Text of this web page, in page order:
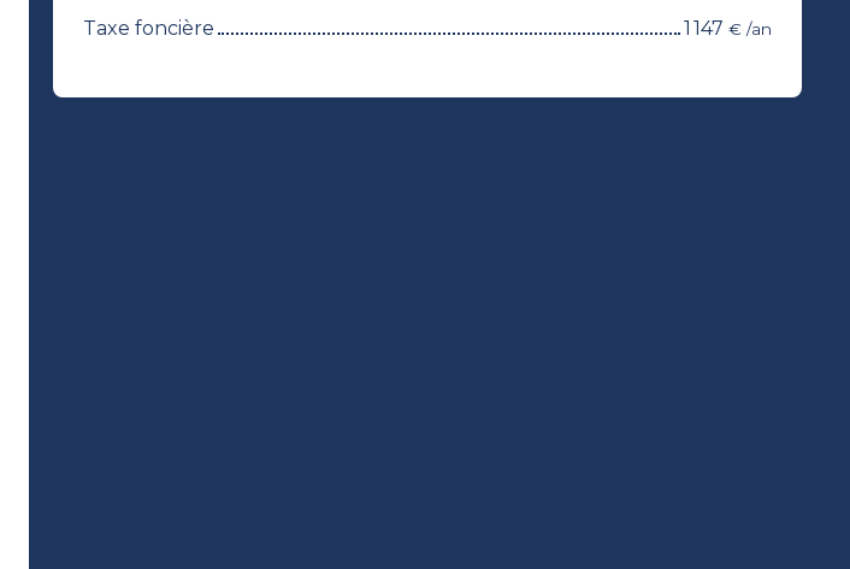
Taxe foncière
1 147 € /an